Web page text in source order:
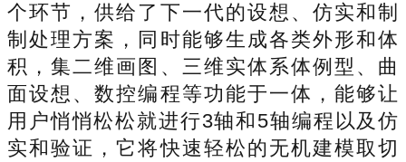
个环节，供给了下一代的设想、仿实和制
制处理方案，同时能够生成各类外形和体
积，集二维画图、三维实体系体例型、曲
面设想、数控编程等功能于一体，能够让
用户悄悄松松就进行3轴和5轴编程以及仿
实和验证，它将快速轻松的无机建模取切